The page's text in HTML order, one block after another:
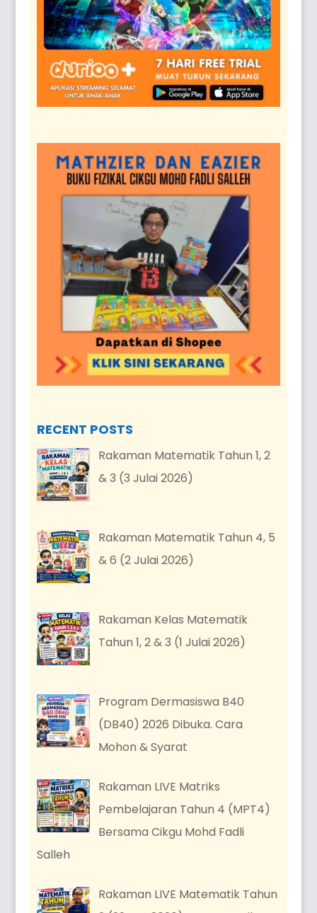
RECENT POSTS
Rakaman Matematik Tahun 1, 2
& 3 (3 Julai 2026)
Rakaman Matematik Tahun 4, 5
& 6 (2 Julai 2026)
Rakaman Kelas Matematik
Tahun 1, 2 & 3 (1 Julai 2026)
Program Dermasiswa B40
(DB40) 2026 Dibuka. Cara
Mohon & Syarat
Rakaman LIVE Matriks
Pembelajaran Tahun 4 (MPT4)
Bersama Cikgu Mohd Fadli
Salleh
Rakaman LIVE Matematik Tahun